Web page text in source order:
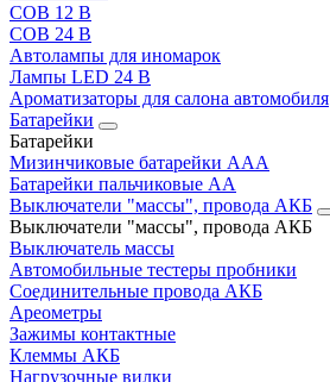
COB 12 В
COB 24 В
Автолампы для иномарок
Лампы LED 24 B
Ароматизаторы для салона автомобиля
Батарейки
Батарейки
Мизинчиковые батарейки AAA
Батарейки пальчиковые АА
Выключатели "массы", провода АКБ
Выключатели "массы", провода АКБ
Выключатель массы
Автомобильные тестеры пробники
Соединительные провода АКБ
Ареометры
Зажимы контактные
Клеммы АКБ
Нагрузочные вилки